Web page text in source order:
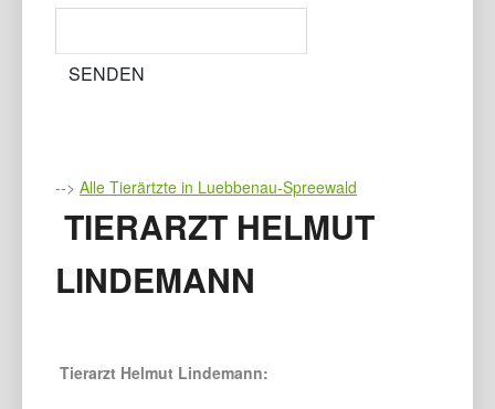
--> Alle Tierärtzte in Luebbenau-Spreewald
TIERARZT HELMUT
LINDEMANN
Tierarzt Helmut Lindemann: